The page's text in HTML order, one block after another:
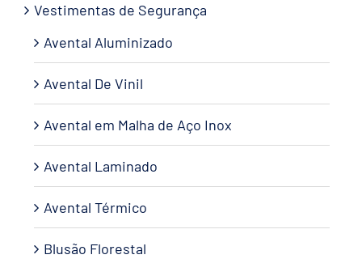
Vestimentas de Segurança
Avental Aluminizado
Avental De Vinil
Avental em Malha de Aço Inox
Avental Laminado
Avental Térmico
Blusão Florestal